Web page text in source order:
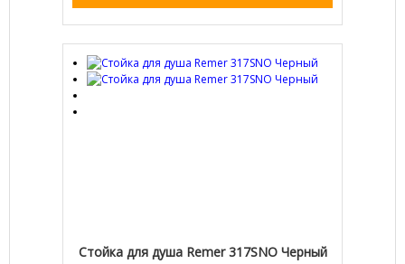
Стойка для душа Remer 317SNO Черный